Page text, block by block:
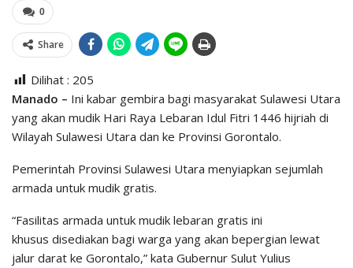
0
Share
Dilihat : 205
Manado – Ini kabar gembira bagi masyarakat Sulawesi Utara
yang akan mudik Hari Raya Lebaran Idul Fitri 1446 hijriah di
Wilayah Sulawesi Utara dan ke Provinsi Gorontalo.
Pemerintah Provinsi Sulawesi Utara menyiapkan sejumlah
armada untuk mudik gratis.
“Fasilitas armada untuk mudik lebaran gratis ini
khusus disediakan bagi warga yang akan bepergian lewat
jalur darat ke Gorontalo,” kata Gubernur Sulut Yulius